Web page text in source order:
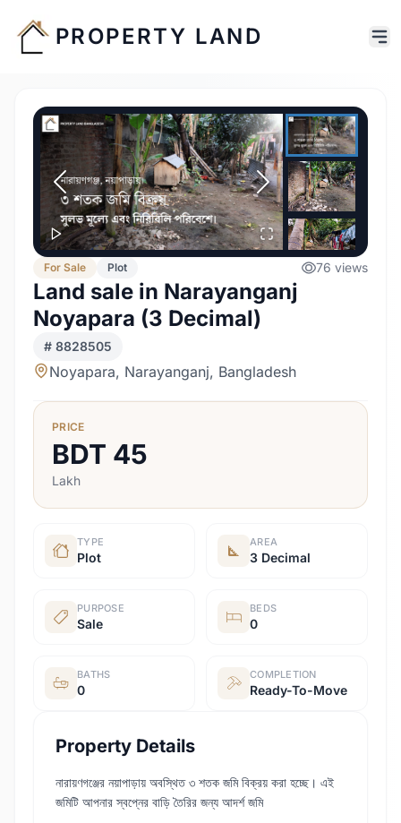
PROPERTY LAND
For Sale Plot 76 views
Land sale in Narayanganj
Noyapara (3 Decimal)
# 8828505
Noyapara, Narayanganj, Bangladesh
PRICE
BDT 45
Lakh
TYPE
Plot
AREA
3 Decimal
PURPOSE
Sale
BEDS
0
BATHS
0
COMPLETION
Ready-To-Move
Property Details
নারায়ণগঞ্জের নয়াপাড়ায় অবস্থিত ৩ শতক জমি বিক্রয় করা হচ্ছে। এই
জমিটি আপনার স্বপ্নের বাড়ি তৈরির জন্য আদর্শ জমি